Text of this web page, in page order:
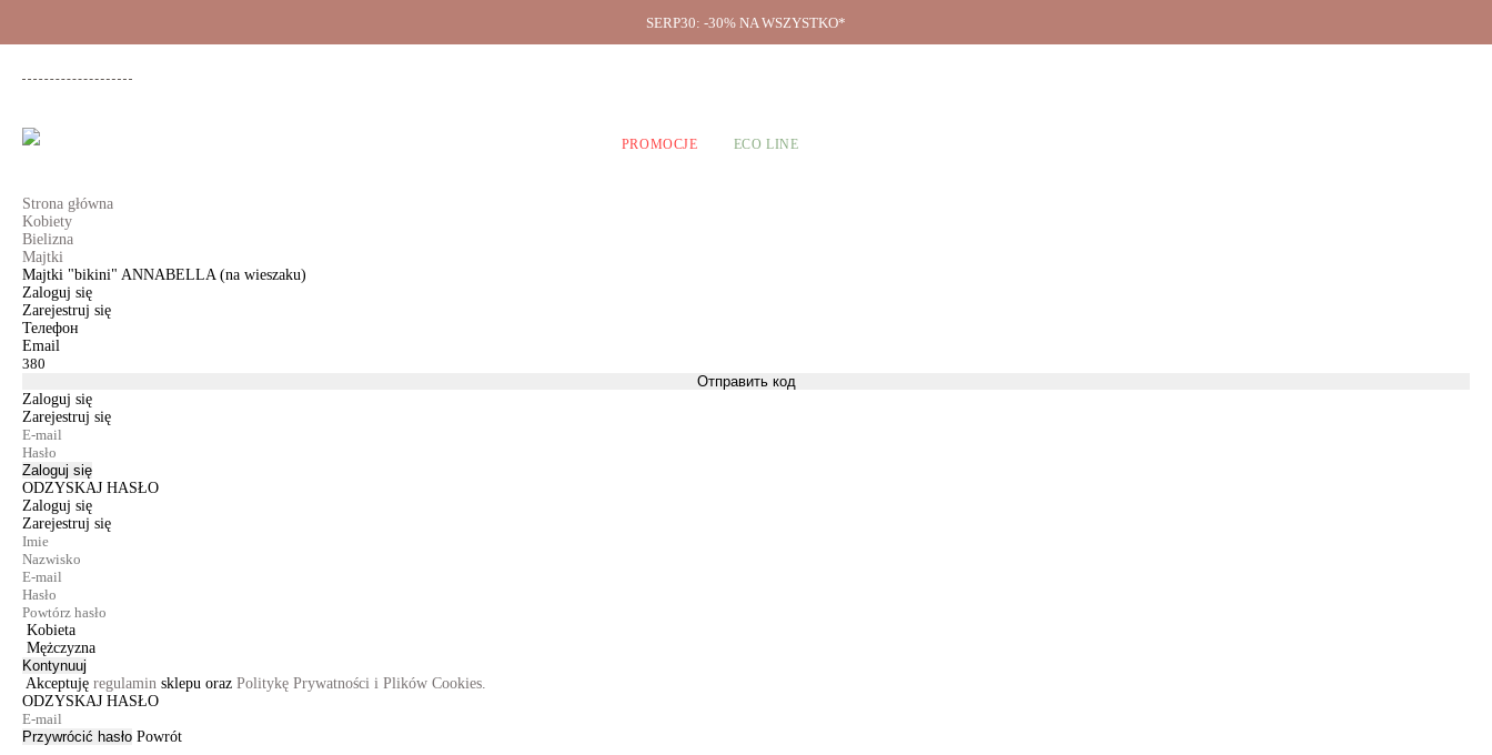
SERP30: -30% NA WSZYSTKO*
PROMOCJE ECO LINE
Strona główna
Kobiety
Bielizna
Majtki
Majtki "bikini" ANNABELLA (na wieszaku)
Zaloguj się
Zarejestruj się
Телефон
Email
Отправить код
Zaloguj się
Zarejestruj się
Zaloguj się
ODZYSKAJ HASŁO
Zaloguj się
Zarejestruj się
Kobieta
Mężczyzna
Kontynuuj
Akceptuję regulamin sklepu oraz Politykę Prywatności i Plików Cookies.
ODZYSKAJ HASŁO
Przywrócić hasło Powrót